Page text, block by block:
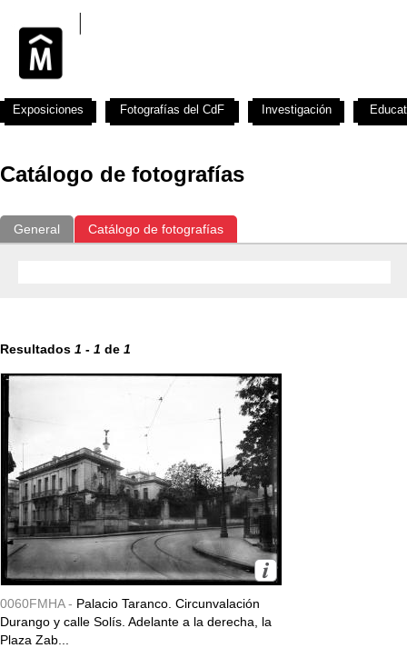
Catálogo de fotografías
General Catálogo de fotografías
Resultados 1 - 1 de 1
0060FMHA - Palacio Taranco. Circunvalación
Durango y calle Solís. Adelante a la derecha, la
Plaza Zab...
Exposiciones Fotografías del CdF Investigación